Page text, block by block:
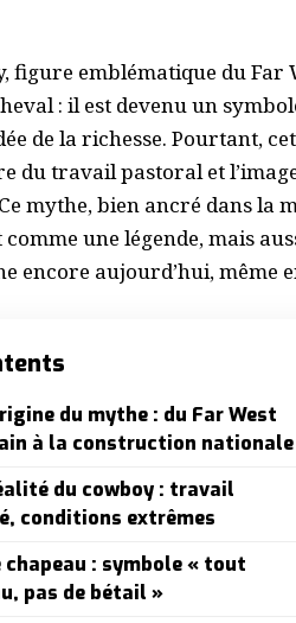
figure emblématique du
: il est devenu un
de la richesse. Pourtant,
du travail pastoral et
mythe, bien ancré dans la
comme une légende, mais
encore aujourd’hui, même
du mythe : du Far West
à la construction nationale
du cowboy : travail
conditions extrêmes
chapeau : symbole « tout
pas de bétail »